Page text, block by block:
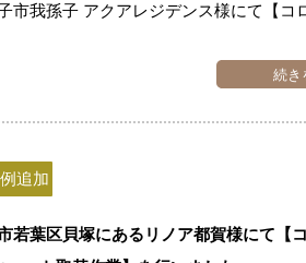
市我孫子 アクアレジデンス様にて【コ
続き
追加
若葉区貝塚にあるリノア都賀様にて【